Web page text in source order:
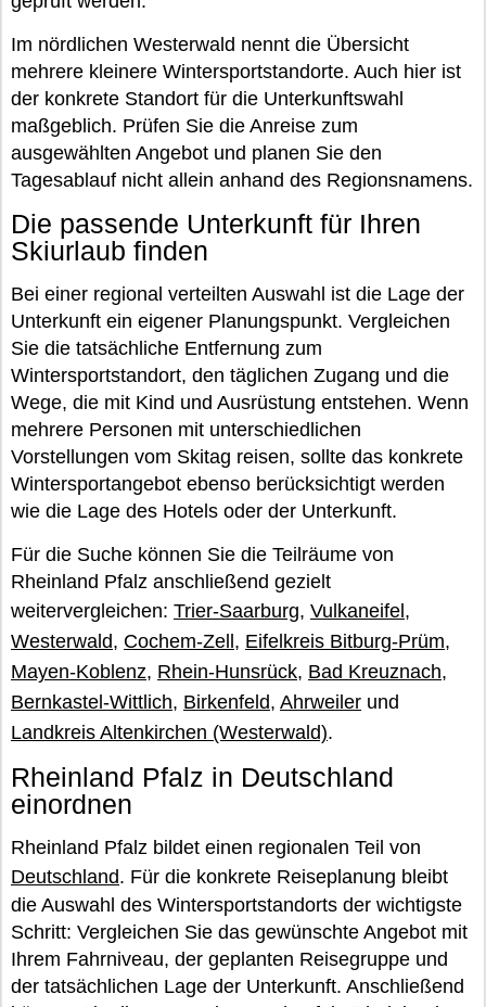
Im nördlichen Westerwald nennt die Übersicht
mehrere kleinere Wintersportstandorte. Auch hier ist
der konkrete Standort für die Unterkunftswahl
maßgeblich. Prüfen Sie die Anreise zum
ausgewählten Angebot und planen Sie den
Tagesablauf nicht allein anhand des Regionsnamens.
Die passende Unterkunft für Ihren
Skiurlaub finden
Bei einer regional verteilten Auswahl ist die Lage der
Unterkunft ein eigener Planungspunkt. Vergleichen
Sie die tatsächliche Entfernung zum
Wintersportstandort, den täglichen Zugang und die
Wege, die mit Kind und Ausrüstung entstehen. Wenn
mehrere Personen mit unterschiedlichen
Vorstellungen vom Skitag reisen, sollte das konkrete
Wintersportangebot ebenso berücksichtigt werden
wie die Lage des Hotels oder der Unterkunft.
Für die Suche können Sie die Teilräume von
Rheinland Pfalz anschließend gezielt
weitervergleichen: Trier-Saarburg, Vulkaneifel,
Westerwald, Cochem-Zell, Eifelkreis Bitburg-Prüm,
Mayen-Koblenz, Rhein-Hunsrück, Bad Kreuznach,
Bernkastel-Wittlich, Birkenfeld, Ahrweiler und
Landkreis Altenkirchen (Westerwald).
Rheinland Pfalz in Deutschland
einordnen
Rheinland Pfalz bildet einen regionalen Teil von
Deutschland. Für die konkrete Reiseplanung bleibt
die Auswahl des Wintersportstandorts der wichtigste
Schritt: Vergleichen Sie das gewünschte Angebot mit
Ihrem Fahrniveau, der geplanten Reisegruppe und
der tatsächlichen Lage der Unterkunft. Anschließend